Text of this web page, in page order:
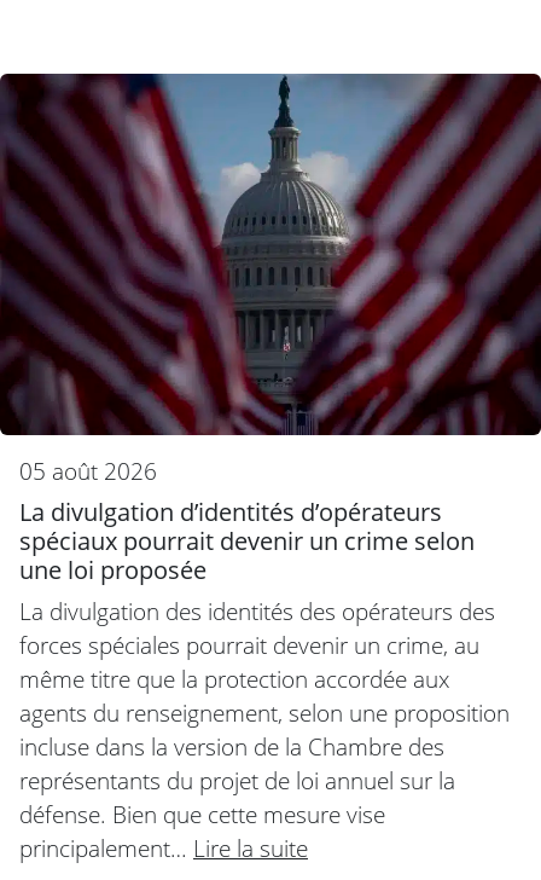
05 août 2026
La divulgation d’identités d’opérateurs
spéciaux pourrait devenir un crime selon
une loi proposée
La divulgation des identités des opérateurs des
forces spéciales pourrait devenir un crime, au
même titre que la protection accordée aux
agents du renseignement, selon une proposition
incluse dans la version de la Chambre des
représentants du projet de loi annuel sur la
défense. Bien que cette mesure vise
principalement… Lire la suite